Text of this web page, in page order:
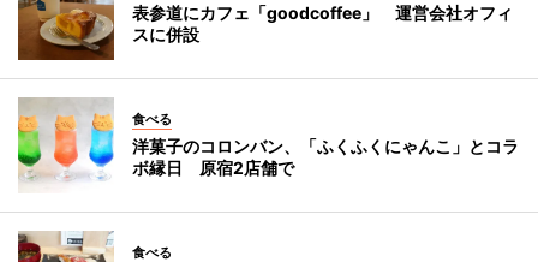
表参道にカフェ「goodcoffee」 運営会社オフィ
スに併設
食べる
洋菓子のコロンバン、「ふくふくにゃんこ」とコラ
ボ縁日 原宿2店舗で
食べる